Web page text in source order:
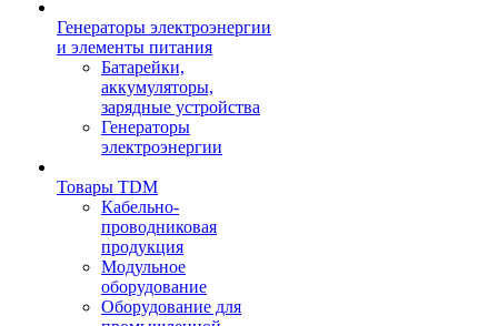
Генераторы электроэнергии
и элементы питания
Батарейки,
аккумуляторы,
зарядные устройства
Генераторы
электроэнергии
Товары TDM
Кабельно-
проводниковая
продукция
Модульное
оборудование
Оборудование для